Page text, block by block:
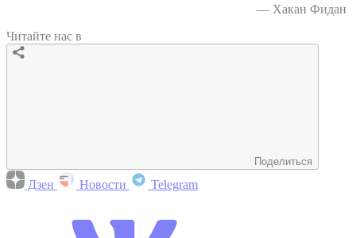
— Хакан Фидан
Читайте нас в
Поделиться
Дзен Новости Telegram